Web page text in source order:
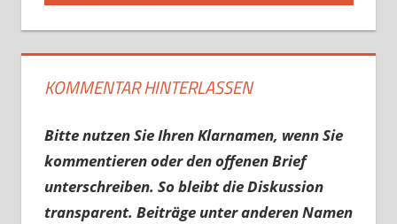
KOMMENTAR HINTERLASSEN
Bitte nutzen Sie Ihren Klarnamen, wenn Sie
kommentieren oder den offenen Brief
unterschreiben. So bleibt die Diskussion
transparent. Beiträge unter anderen Namen